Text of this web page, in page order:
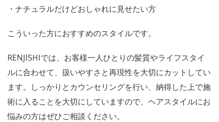
・ナチュラルだけどおしゃれに見せたい方
こういった方におすすめのスタイルです。
RENJISHIでは、お客様一人ひとりの髪質やライフスタイ
ルに合わせて、扱いやすさと再現性を大切にカットしてい
ます。しっかりとカウンセリングを行い、納得した上で施
術に入ることを大切にしていますので、ヘアスタイルにお
悩みの方はぜひご相談ください。